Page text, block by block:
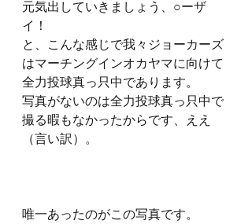
元気出していきましょう、○ーザ
イ！
と、こんな感じで我々ジョーカーズ
はマーチングインオカヤマに向けて
全力投球真っ只中であります。
写真がないのは全力投球真っ只中で
撮る暇もなかったからです、ええ
（言い訳）。
唯一あったのがこの写真です。